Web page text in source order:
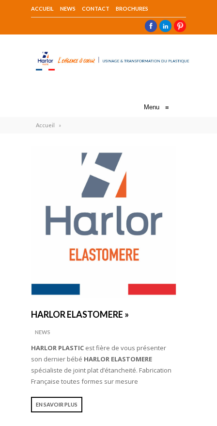
ACCUEIL NEWS CONTACT BROCHURES
Menu ≡
Accueil »
HARLOR ELASTOMERE »
NEWS
HARLOR PLASTIC est fière de vous présenter
son dernier bébé HARLOR ELASTOMERE
spécialiste de joint plat d’étancheité. Fabrication
Française toutes formes sur mesure
EN SAVOIR PLUS